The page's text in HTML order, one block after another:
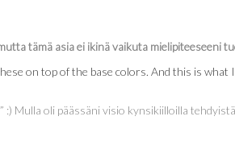
tämä asia ei ikinä vaikuta mielipiteeseeni
on top of the base colors. And this is
oli päässäni visio kynsikiilloilla